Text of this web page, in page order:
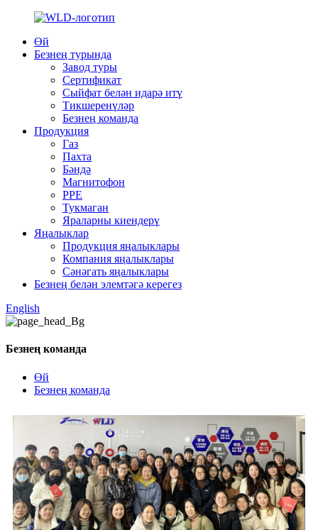
Өй
Безнең турында
Завод туры
Сертификат
Сыйфат белән идарә итү
Тикшеренүләр
Безнең команда
Продукция
Газ
Пахта
Бәндә
Магнитофон
PPE
Тукмаган
Яраларны киендерү
Яңалыклар
Продукция яңалыклары
Компания яңалыклары
Сәнәгать яңалыклары
Безнең белән элемтәгә керегез
English
Безнең команда
Өй
Безнең команда